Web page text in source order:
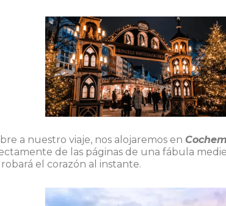
a nuestro viaje, nos alojaremos en Cochem
de las páginas de una fábula
el corazón al instante.